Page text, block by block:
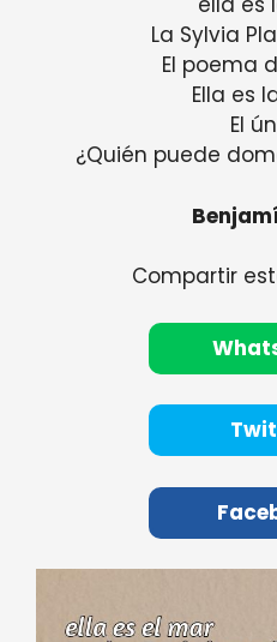
La Sylvia
El poema
Ella es
El
¿Quién puede
Compartir